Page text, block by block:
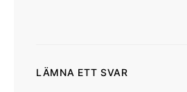
LÄMNA ETT SVAR